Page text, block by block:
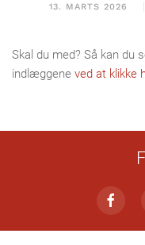
13. MARTS 2026
Skal du med? Så kan du
indlæggene ved at klikke